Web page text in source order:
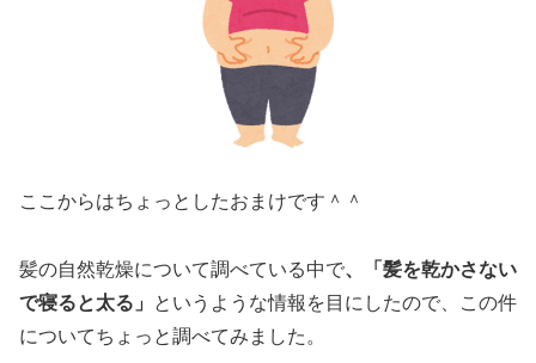
ここからはちょっとしたおまけです＾＾
髪の自然乾燥について調べている中で、「髪を乾かさない
で寝ると太る」
というような情報を目にしたので、この件
についてちょっと調べてみました。